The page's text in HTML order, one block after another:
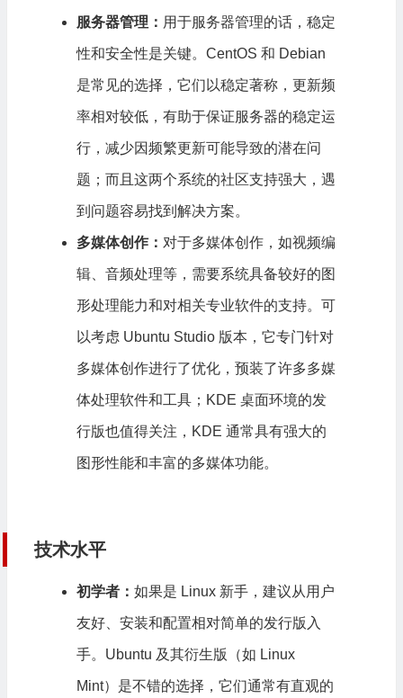
服务器管理： 用于服务器管理的话，稳定
性和安全性是关键。CentOS 和 Debian
是常见的选择，它们以稳定著称，更新频
率相对较低，有助于保证服务器的稳定运
行，减少因频繁更新可能导致的潜在问
题；而且这两个系统的社区支持强大，遇
到问题容易找到解决方案。
多媒体创作： 对于多媒体创作，如视频编
辑、音频处理等，需要系统具备较好的图
形处理能力和对相关专业软件的支持。可
以考虑 Ubuntu Studio 版本，它专门针对
多媒体创作进行了优化，预装了许多多媒
体处理软件和工具；KDE 桌面环境的发
行版也值得关注，KDE 通常具有强大的
图形性能和丰富的多媒体功能。
技术水平
初学者： 如果是 Linux 新手，建议从用户
友好、安装和配置相对简单的发行版入
手。Ubuntu 及其衍生版（如 Linux
Mint）是不错的选择，它们通常有直观的